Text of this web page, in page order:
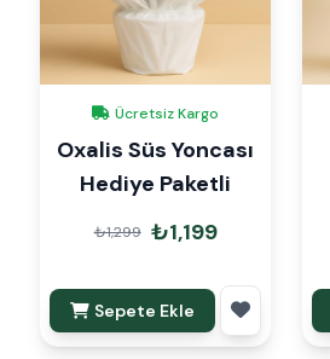
Ücretsiz Kargo
Oxalis Süs Yoncası
Hediye Paketli
₺1,299 ₺1,199
Sepete Ekle